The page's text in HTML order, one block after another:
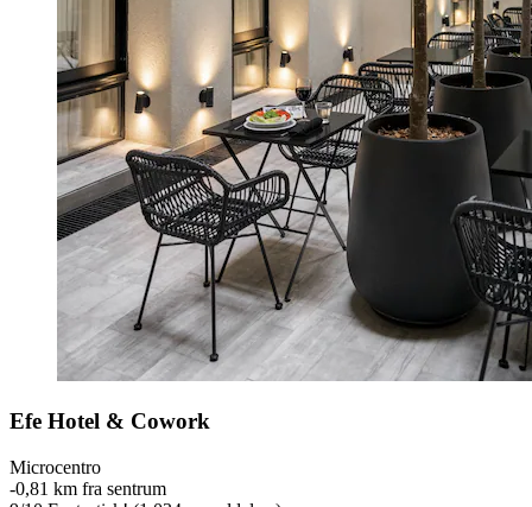
Efe Hotel & Cowork
Microcentro
‐0,81 km fra sentrum